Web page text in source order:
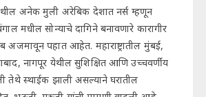
अनेक मुली अरेबिक देशात नर्स म्हणून
मधील सोन्याचे दागिने बनावणारे कारागीर
पहात आहेत. महाराष्ट्रातील मुंबई,
नागपूर येथील सुशिक्षित आणि उच्चवर्णीय
तेथे स्थाईक झाली असल्याने घरातील